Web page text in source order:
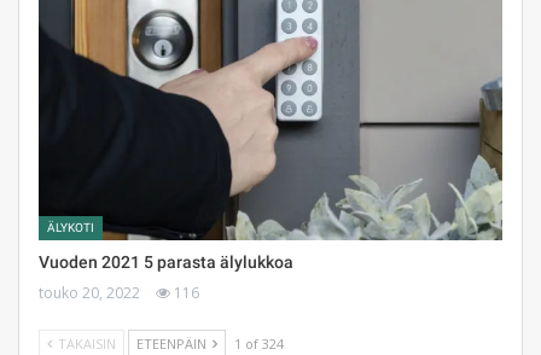
ÄLYKOTI
Vuoden 2021 5 parasta älylukkoa
touko 20, 2022 116
TAKAISIN ETEENPÄIN 1 of 324